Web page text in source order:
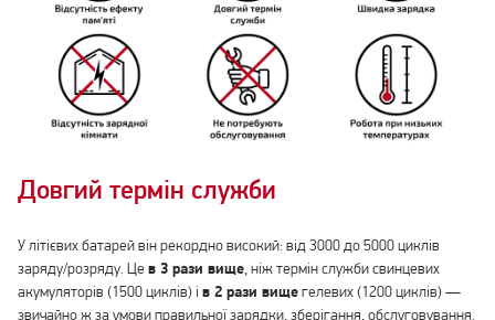
Довгий термін служби
У літієвих батарей він рекордно високий: від 3000 до 5000 циклів
заряду/розряду. Це в 3 рази вище, ніж термін служби свинцевих
акумуляторів (1500 циклів) і в 2 рази вище гелевих (1200 циклів) —
звичайно ж за умови правильної зарядки, зберігання, обслуговування.